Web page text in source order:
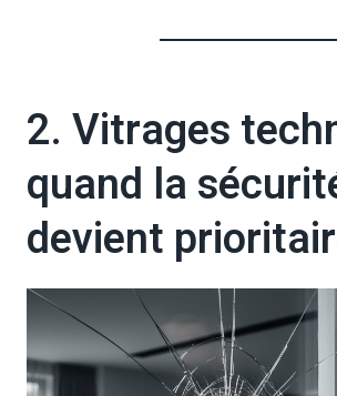
2. Vitrages
quand la
devient